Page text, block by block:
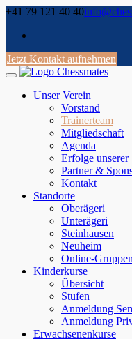
Skip
content
+41 79 121 40 40
Jetzt Kontakt aufnehmen
Unser Verein
Vorstand
Trainerteam
Mitgliedschaft
Agenda
Erfolge unserer
Partner &
Kontakt
Standorte
Oberägeri
Unterägeri
Steinhausen
Neuheim
Online-
Kinderkurse
Übersicht
Stufen
Anmeldung
Anmeldung
Erwachsenenkurse